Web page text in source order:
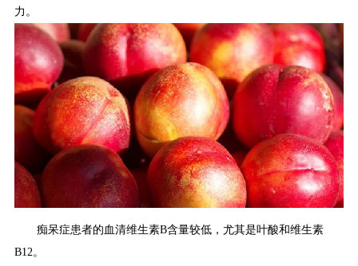
力。
痴呆症患者的血清维生素B含量较低，尤其是叶酸和维生素
B12。